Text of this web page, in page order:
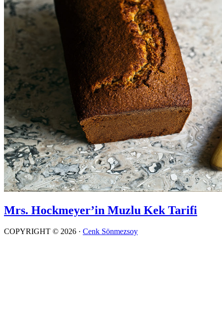
Mrs. Hockmeyer’in Muzlu Kek Tarifi
COPYRIGHT © 2026 · Cenk Sönmezsoy